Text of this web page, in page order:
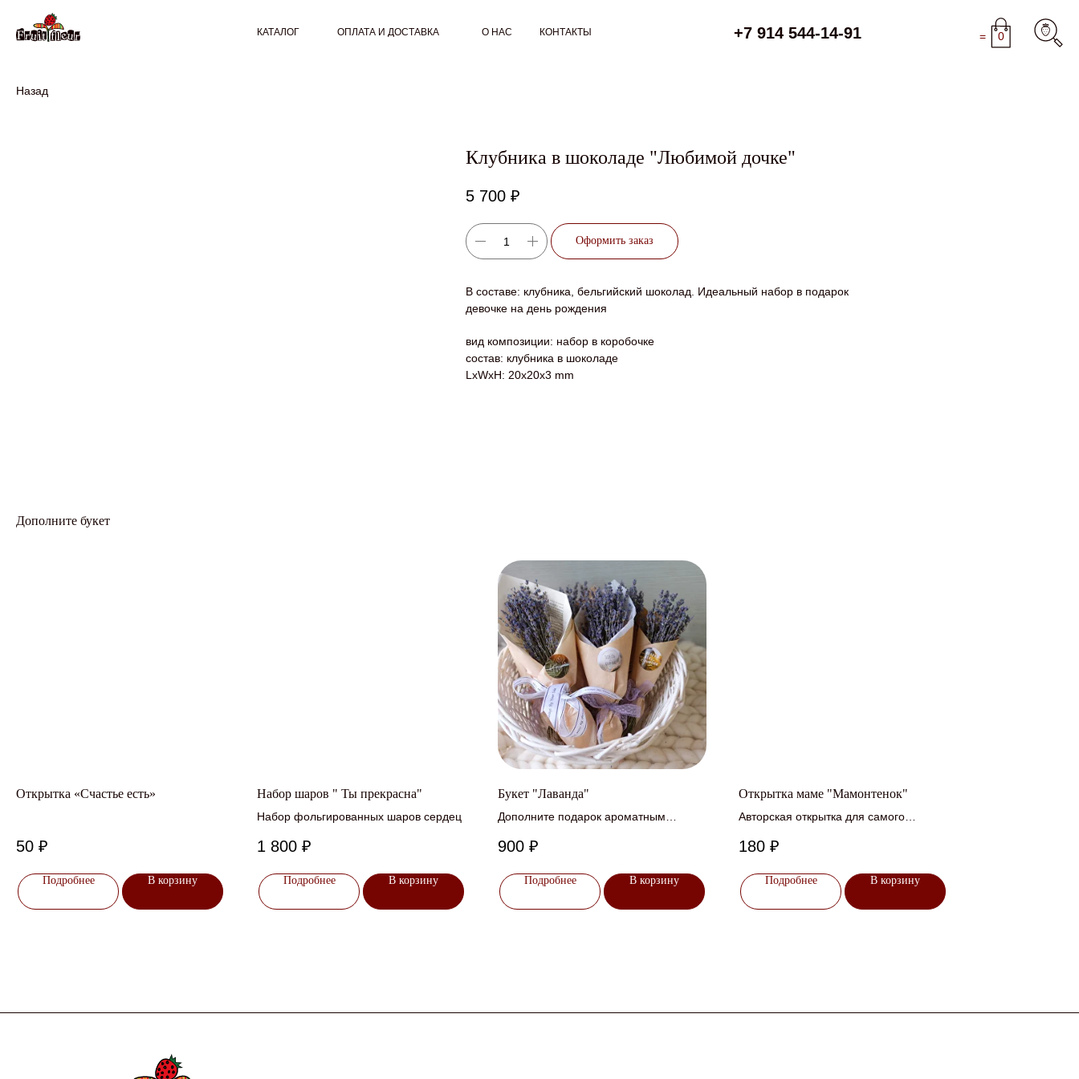
Назад
КАТАЛОГ ОПЛАТА И ДОСТАВКА О НАС +7 914 544-14-91 0
=
КОНТАКТЫ
Клубника в шоколаде "Любимой дочке"
5 700 ₽
Оформить заказ
В составе: клубника, бельгийский шоколад. Идеальный набор в подарок
девочке на день рождения
вид композиции: набор в коробочке
состав: клубника в шоколаде
LxWxH: 20x20x3 mm
Дополните букет
Открытка «Счастье есть»
50 ₽
Подробнее В корзину
Набор шаров " Ты прекрасна"
Набор фольгированных шаров сердец
1 800 ₽
Подробнее В корзину
Букет "Лаванда"
Дополните подарок ароматным
900 ₽
Подробнее В корзину
Открытка маме "Мамонтенок"
Авторская открытка для самого
180 ₽
Подробнее В корзину